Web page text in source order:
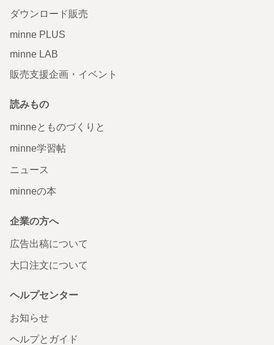
ダウンロード販売
minne PLUS
minne LAB
販売支援企画・イベント
読みもの
minneとものづくりと
minne学習帖
ニュース
minneの本
企業の方へ
広告出稿について
大口注文について
ヘルプセンター
お知らせ
ヘルプとガイド